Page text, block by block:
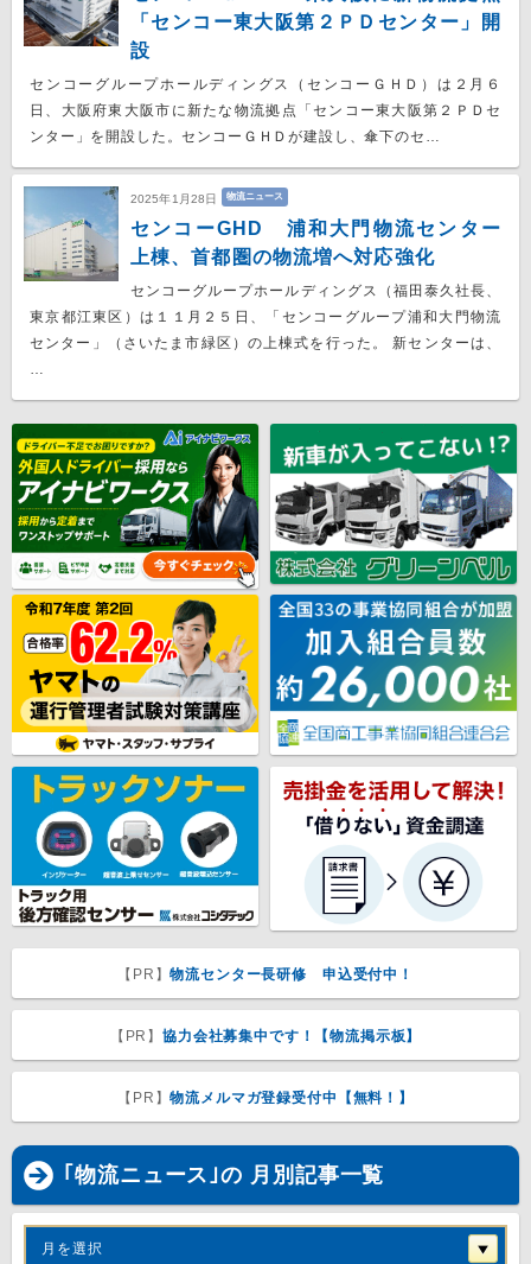
「センコー東大阪第２ＰＤセンター」開
設
センコーグループホールディングス（センコーＧＨＤ）は２月６
日、大阪府東大阪市に新たな物流拠点「センコー東大阪第２ＰＤセ
ンター」を開設した。センコーＧＨＤが建設し、傘下のセ…
2025年1月28日 物流ニュース
センコーGHD 浦和大門物流センター
上棟、首都圏の物流増へ対応強化
センコーグループホールディングス（福田泰久社長、
東京都江東区）は１１月２５日、「センコーグループ浦和大門物流
センター」（さいたま市緑区）の上棟式を行った。 新センターは、
…
【PR】物流センター長研修 申込受付中！
【PR】協力会社募集中です！【物流掲示板】
【PR】物流メルマガ登録受付中【無料！】
｢物流ニュース｣の 月別記事一覧
月を選択